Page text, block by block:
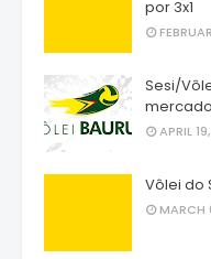
por 3x1
Sesi/
APRIL
Vôlei do
MARCH